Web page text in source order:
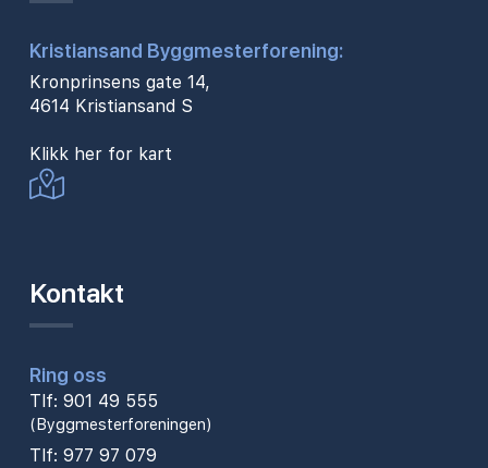
Kristiansand Byggmesterforening:
Kronprinsens gate 14,
4614 Kristiansand S
Klikk her for kart
Kontakt
Ring oss
Tlf: 901 49 555
(Byggmesterforeningen)
Tlf: 977 97 079